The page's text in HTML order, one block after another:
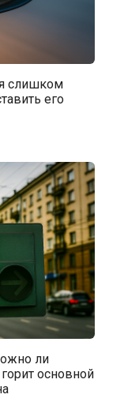
слишком
его
ли
основной